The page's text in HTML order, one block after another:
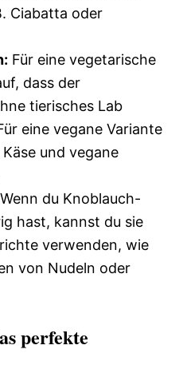
Ciabatta oder
Für eine vegetarische
dass der
tierisches Lab
eine vegane Variante
und vegane
Wenn du Knoblauch-
hast, kannst du sie
verwenden, wie
von Nudeln oder
perfekte